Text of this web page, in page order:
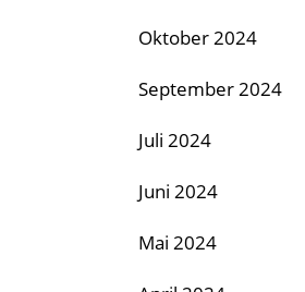
Oktober 2024
September 2024
Juli 2024
Juni 2024
Mai 2024